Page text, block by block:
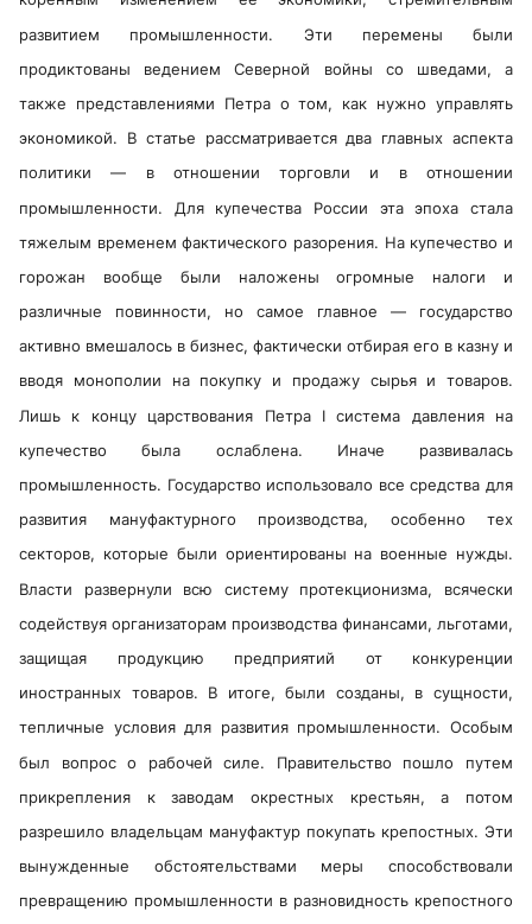
развитием промышленности. Эти перемены были
продиктованы ведением Северной войны со шведами, а
также представлениями Петра о том, как нужно управлять
экономикой. В статье рассматривается два главных аспекта
политики — в отношении торговли и в отношении
промышленности. Для купечества России эта эпоха стала
тяжелым временем фактического разорения. На купечество и
горожан вообще были наложены огромные налоги и
различные повинности, но самое главное — государство
активно вмешалось в бизнес, фактически отбирая его в казну и
вводя монополии на покупку и продажу сырья и товаров.
Лишь к концу царствования Петра I система давления на
купечество была ослаблена. Иначе развивалась
промышленность. Государство использовало все средства для
развития мануфактурного производства, особенно тех
секторов, которые были ориентированы на военные нужды.
Власти развернули всю систему протекционизма, всячески
содействуя организаторам производства финансами, льготами,
защищая продукцию предприятий от конкуренции
иностранных товаров. В итоге, были созданы, в сущности,
тепличные условия для развития промышленности. Особым
был вопрос о рабочей силе. Правительство пошло путем
прикрепления к заводам окрестных крестьян, а потом
разрешило владельцам мануфактур покупать крепостных. Эти
вынужденные обстоятельствами меры способствовали
превращению промышленности в разновидность крепостного